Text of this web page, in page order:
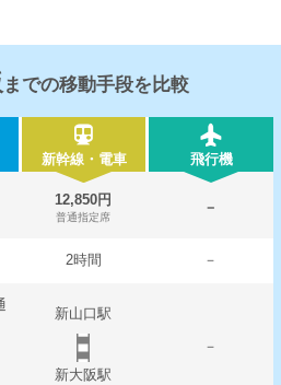
までの移動手段を比較
新幹線・電車 飛行機
12,850円
普通指定席
－
2時間 －
新山口駅
－
新大阪駅